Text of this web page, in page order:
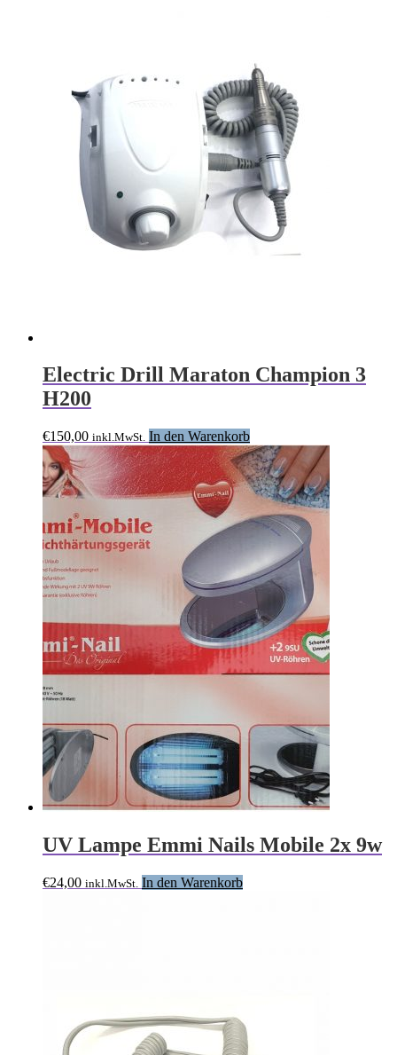
Electric Drill Maraton Champion 3
H200
€150,00 inkl.MwSt. In den Warenkorb
UV Lampe Emmi Nails Mobile 2x 9w
€24,00 inkl.MwSt. In den Warenkorb